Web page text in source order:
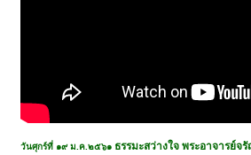
วันศุกร์ที่ ๑๙ ม.ค.๒๕๖๑ ธรรมะสว่างใจ พระอาจารย์